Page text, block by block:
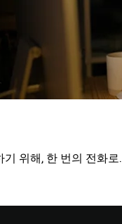
위해, 한 번의 전화로.